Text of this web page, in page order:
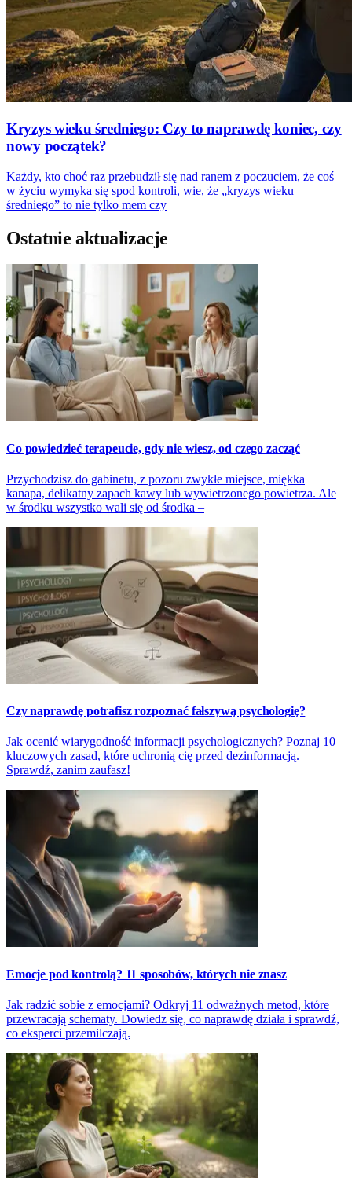
Kryzys wieku średniego: Czy to naprawdę koniec, czy
nowy początek?
Każdy, kto choć raz przebudził się nad ranem z poczuciem, że coś
w życiu wymyka się spod kontroli, wie, że „kryzys wieku
średniego” to nie tylko mem czy
Ostatnie aktualizacje
Co powiedzieć terapeucie, gdy nie wiesz, od czego zacząć
Przychodzisz do gabinetu, z pozoru zwykłe miejsce, miękka
kanapa, delikatny zapach kawy lub wywietrzonego powietrza. Ale
w środku wszystko wali się od środka –
Czy naprawdę potrafisz rozpoznać fałszywą psychologię?
Jak ocenić wiarygodność informacji psychologicznych? Poznaj 10
kluczowych zasad, które uchronią cię przed dezinformacją.
Sprawdź, zanim zaufasz!
Emocje pod kontrolą? 11 sposobów, których nie znasz
Jak radzić sobie z emocjami? Odkryj 11 odważnych metod, które
przewracają schematy. Dowiedz się, co naprawdę działa i sprawdź,
co eksperci przemilczają.